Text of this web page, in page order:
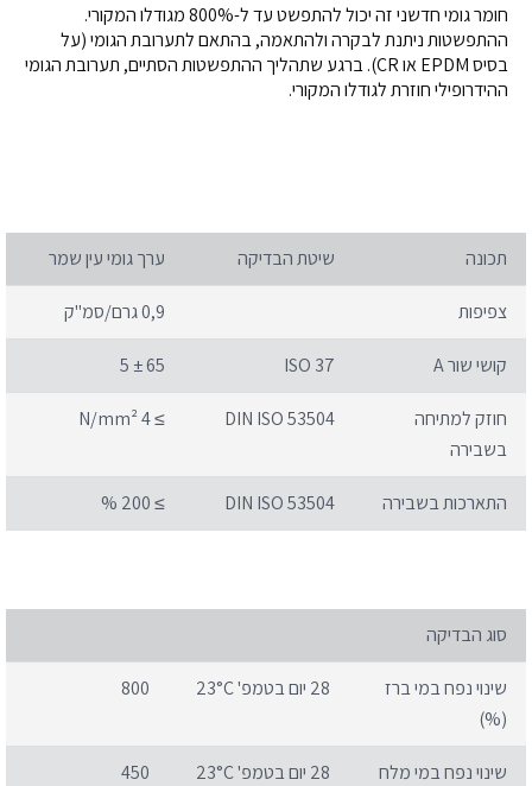
חומר גומי חדשני זה יכול להתפשט עד ל-800% מגודלו המקורי.
ההתפשטות ניתנת לבקרה ולהתאמה, בהתאם לתערובת הגומי (על
בסיס EPDM או CR). ברגע שתהליך ההתפשטות הסתיים, תערובת הגומי
ההידרופילי חוזרת לגודלו המקורי.
תכונה שיטת הבדיקה ערך גומי עין שמר
צפיפות 0,9 גרם/סמ"ק
קושי שור A ISO 37
65 ± 5
חוזק למתיחה
בשבירה
DIN ISO 53504
≥ 4 N/mm²
התארכות בשבירה DIN ISO 53504
≥ 200 %
סוג הבדיקה
שינוי נפח במי ברז
(%)
28 יום בטמפ' 23°C 800
שינוי נפח במי מלח
28 יום בטמפ' 23°C 450